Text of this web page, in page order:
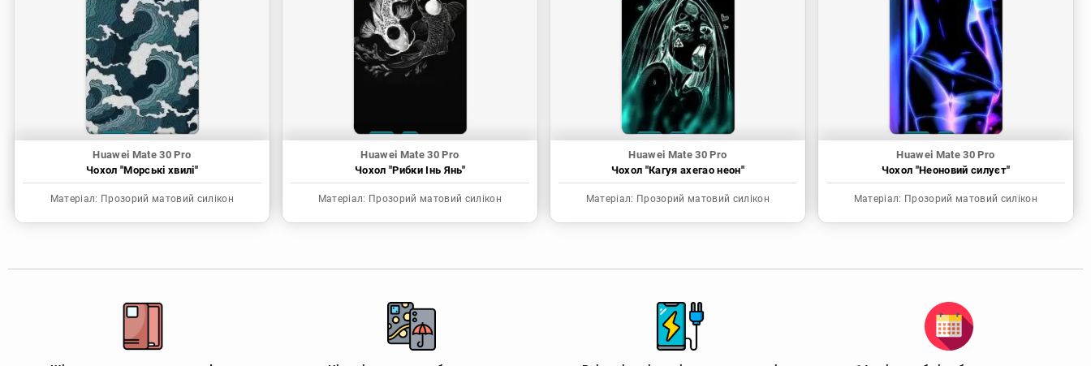
Huawei Mate 30 Pro
Чохол "Морські хвилі"
Матеріал: Прозорий матовий силікон
Huawei Mate 30 Pro
Чохол "Рибки Інь Янь"
Матеріал: Прозорий матовий силікон
Huawei Mate 30 Pro
Чохол "Кагуя ахегао неон"
Матеріал: Прозорий матовий силікон
Huawei Mate 30 Pro
Чохол "Неоновий силуєт"
Матеріал: Прозорий матовий силікон